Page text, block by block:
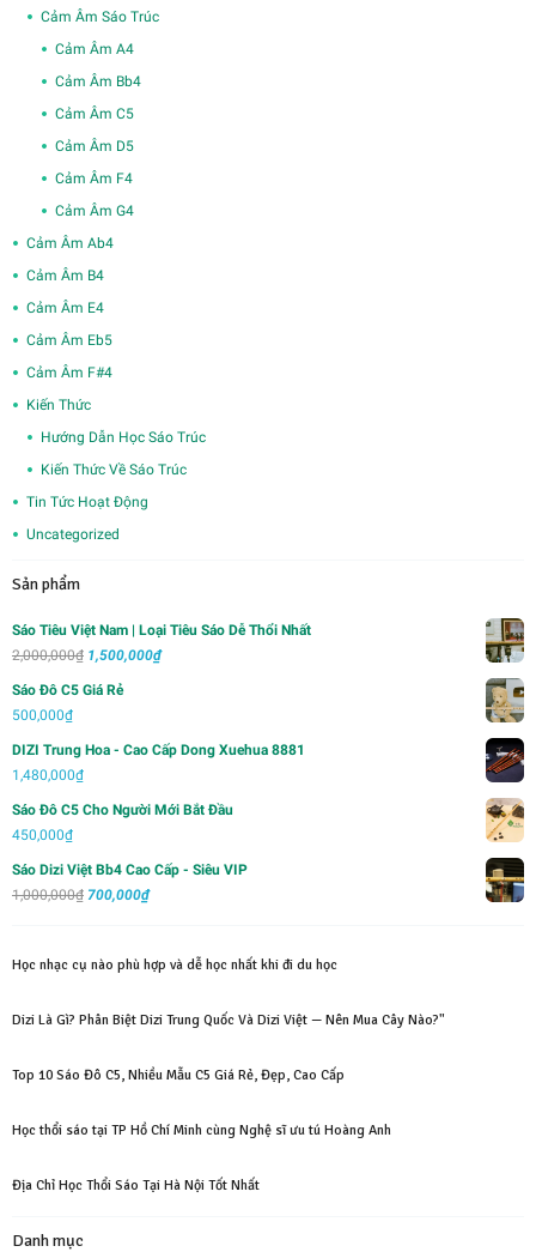
Cảm Âm Sáo Trúc
Cảm Âm A4
Cảm Âm Bb4
Cảm Âm C5
Cảm Âm D5
Cảm Âm F4
Cảm Âm G4
Cảm Âm Ab4
Cảm Âm B4
Cảm Âm E4
Cảm Âm Eb5
Cảm Âm F#4
Kiến Thức
Hướng Dẫn Học Sáo Trúc
Kiến Thức Về Sáo Trúc
Tin Tức Hoạt Động
Uncategorized
Sản phẩm
Sáo Tiêu Việt Nam | Loại Tiêu Sáo Dễ Thổi Nhất
2,000,000₫ Giá
1,500,000₫Giá
1,500,000₫.
Sáo Đô C5 Giá Rẻ
500,000₫
DIZI Trung Hoa - Cao Cấp Dong Xuehua 8881
1,480,000₫
Sáo Đô C5 Cho Người Mới Bắt Đầu
450,000₫
Sáo Dizi Việt Bb4 Cao Cấp - Siêu VIP
1,000,000₫ Giá
1,000,000₫.
700,000₫Giá
là:
Học nhạc cụ nào phù hợp và dễ học nhất khi đi du học
Dizi Là Gì? Phân Biệt Dizi Trung Quốc Và Dizi Việt — Nên Mua Cây Nào?"
Top 10 Sáo Đô C5, Nhiều Mẫu C5 Giá Rẻ, Đẹp, Cao Cấp
Học thổi sáo tại TP Hồ Chí Minh cùng Nghệ sĩ ưu tú Hoàng Anh
Địa Chỉ Học Thổi Sáo Tại Hà Nội Tốt Nhất
Danh mục